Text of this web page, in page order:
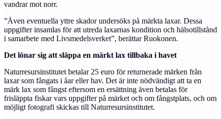
vandrar mot norr.
”Även eventuella yttre skador undersöks på märkta laxar. Dessa
uppgifter insamlas för att utreda laxarnas kondition och hälsotillstånd
i samarbete med Livsmedelsverket”, berättar Ruokonen.
Det lönar sig att släppa en märkt lax tillbaka i havet
Naturresursinstitutet betalar 25 euro för returnerade märken från
laxar som fångats i åar eller hav. Det är inte nödvändigt att ta en
märk lax som fångst eftersom en ersättning även betalas för
frisläppta fiskar vars uppgifter på märket och om fångstplats, och om
möjligt fotografi skickas till Naturresursinstitutet.